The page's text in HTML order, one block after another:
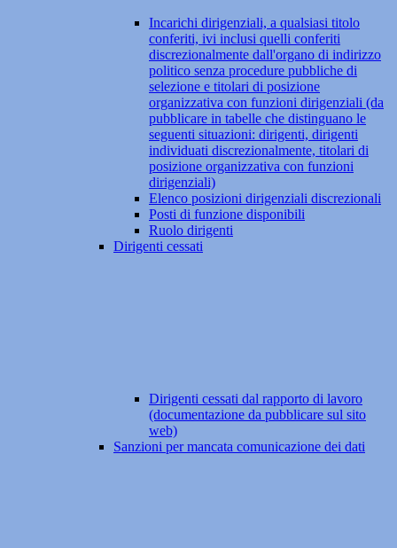
Incarichi dirigenziali, a qualsiasi titolo
conferiti, ivi inclusi quelli conferiti
discrezionalmente dall'organo di indirizzo
politico senza procedure pubbliche di
selezione e titolari di posizione
organizzativa con funzioni dirigenziali (da
pubblicare in tabelle che distinguano le
seguenti situazioni: dirigenti, dirigenti
individuati discrezionalmente, titolari di
posizione organizzativa con funzioni
dirigenziali)
Elenco posizioni dirigenziali discrezionali
Posti di funzione disponibili
Ruolo dirigenti
Dirigenti cessati
Dirigenti cessati dal rapporto di lavoro
(documentazione da pubblicare sul sito
web)
Sanzioni per mancata comunicazione dei dati